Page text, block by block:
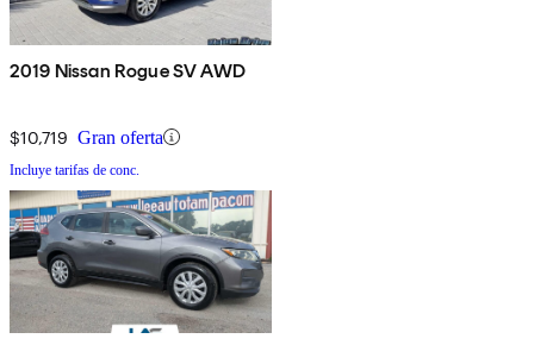
2019 Nissan Rogue SV AWD
$10,719 Gran oferta
Incluye tarifas de conc.